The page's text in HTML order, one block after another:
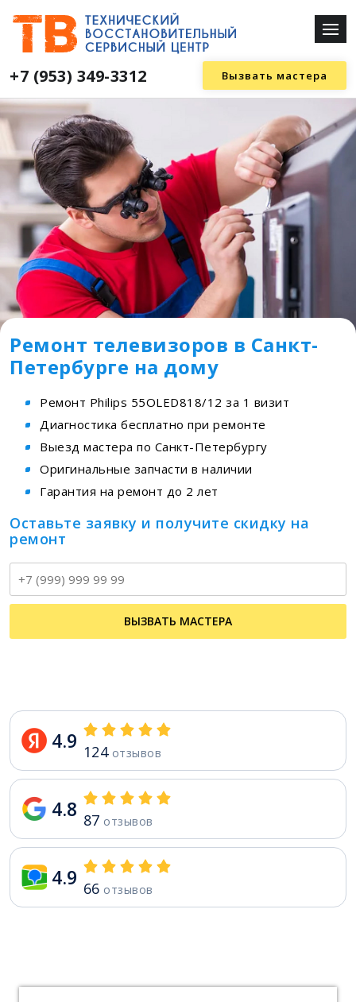
+7 (953) 349-3312 Вызвать мастера
Ремонт телевизоров в Санкт-
Петербурге на дому
Ремонт Philips 55OLED818/12 за 1 визит
Диагностика бесплатно при ремонте
Выезд мастера по Санкт-Петербургу
Оригинальные запчасти в наличии
Гарантия на ремонт до 2 лет
Оставьте заявку и получите скидку на
ремонт
ВЫЗВАТЬ МАСТЕРА
4.9 124отзывов
4.8 87 отзывов
4.9 66 отзывов